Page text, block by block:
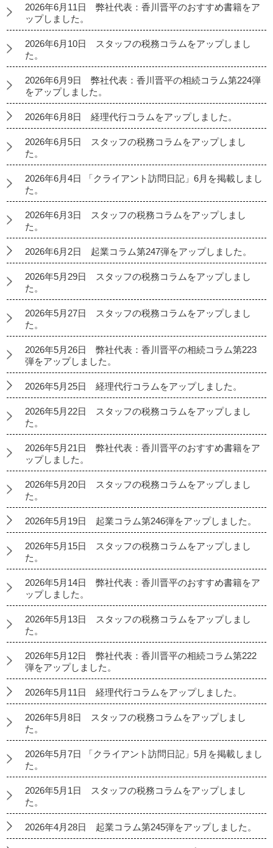
2026年6月11日 弊社代表：香川晋平のおすすめ書籍をア
ップしました。
2026年6月10日 スタッフの税務コラムをアップしまし
た。
2026年6月9日 弊社代表：香川晋平の相続コラム第224弾
をアップしました。
2026年6月8日 経理代行コラムをアップしました。
2026年6月5日 スタッフの税務コラムをアップしまし
た。
2026年6月4日 「クライアント訪問日記」6月を掲載しまし
た。
2026年6月3日 スタッフの税務コラムをアップしまし
た。
2026年6月2日 起業コラム第247弾をアップしました。
2026年5月29日 スタッフの税務コラムをアップしまし
た。
2026年5月27日 スタッフの税務コラムをアップしまし
た。
2026年5月26日 弊社代表：香川晋平の相続コラム第223
弾をアップしました。
2026年5月25日 経理代行コラムをアップしました。
2026年5月22日 スタッフの税務コラムをアップしまし
た。
2026年5月21日 弊社代表：香川晋平のおすすめ書籍をア
ップしました。
2026年5月20日 スタッフの税務コラムをアップしまし
た。
2026年5月19日 起業コラム第246弾をアップしました。
2026年5月15日 スタッフの税務コラムをアップしまし
た。
2026年5月14日 弊社代表：香川晋平のおすすめ書籍をア
ップしました。
2026年5月13日 スタッフの税務コラムをアップしまし
た。
2026年5月12日 弊社代表：香川晋平の相続コラム第222
弾をアップしました。
2026年5月11日 経理代行コラムをアップしました。
2026年5月8日 スタッフの税務コラムをアップしまし
た。
2026年5月7日 「クライアント訪問日記」5月を掲載しまし
た。
2026年5月1日 スタッフの税務コラムをアップしまし
た。
2026年4月28日 起業コラム第245弾をアップしました。